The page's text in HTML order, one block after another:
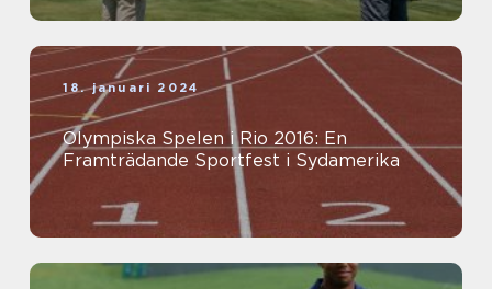
18. januari 2024
Olympiska Spelen i Rio 2016: En
Framträdande Sportfest i Sydamerika